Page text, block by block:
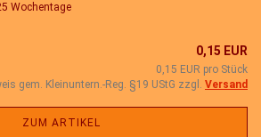
Wochentage
0,15 EUR
0,15 EUR pro Stück
gem. Kleinuntern.-Reg. §19 UStG zzgl. Versand
ZUM ARTIKEL